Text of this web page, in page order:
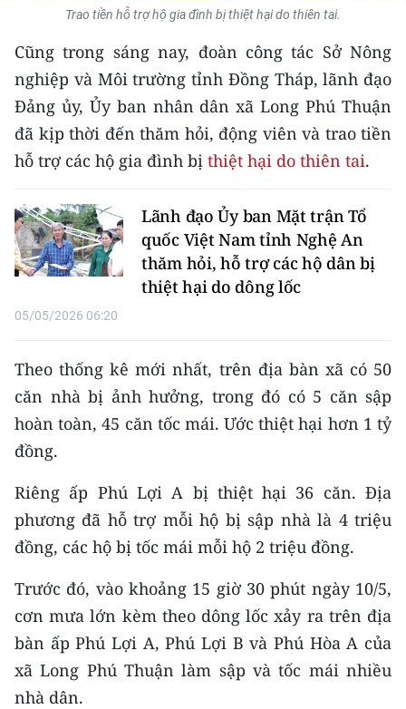
TRI THỨC CHUYÊN SÂU
54 DÂN TỘC VIỆT NAM
CHƯƠNG TRÌNH OCOP - MỖI XÃ
MỘT SẢN PHẨM
RADIO
MEDIA CENTER
Media Chính trị
Media Kinh tế
Media Văn hóa
Media Xã hội
Media Pháp luật
Media Du lịch
Media Thế giới
Media Thể thao
Media Giáo dục
Trao tiền hỗ trợ hộ gia đình bị thiệt hại do thiên tai.
Cũng trong sáng nay, đoàn công tác Sở Nông
nghiệp và Môi trường tỉnh Đồng Tháp, lãnh đạo
Đảng ủy, Ủy ban nhân dân xã Long Phú Thuận
đã kịp thời đến thăm hỏi, động viên và trao tiền
hỗ trợ các hộ gia đình bị thiệt hại do thiên tai.
Lãnh đạo Ủy ban Mặt trận Tổ
quốc Việt Nam tỉnh Nghệ An
thăm hỏi, hỗ trợ các hộ dân bị
thiệt hại do dông lốc
05/05/2026 06:20
Theo thống kê mới nhất, trên địa bàn xã có 50
căn nhà bị ảnh hưởng, trong đó có 5 căn sập
hoàn toàn, 45 căn tốc mái. Ước thiệt hại hơn 1 tỷ
đồng.
Riêng ấp Phú Lợi A bị thiệt hại 36 căn. Địa
phương đã hỗ trợ mỗi hộ bị sập nhà là 4 triệu
đồng, các hộ bị tốc mái mỗi hộ 2 triệu đồng.
Trước đó, vào khoảng 15 giờ 30 phút ngày 10/5,
cơn mưa lớn kèm theo dông lốc xảy ra trên địa
bàn ấp Phú Lợi A, Phú Lợi B và Phú Hòa A của
xã Long Phú Thuận làm sập và tốc mái nhiều
nhà dân.